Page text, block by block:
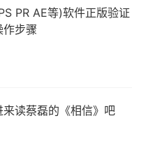
PR AE等)软件正版验证
作步骤
读蔡磊的《相信》吧